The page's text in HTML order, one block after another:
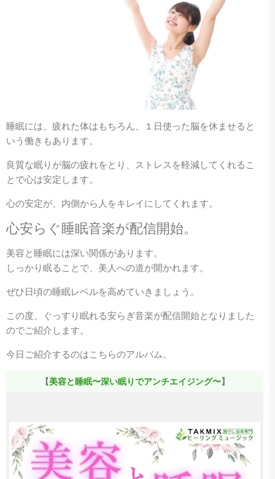
睡眠には、疲れた体はもちろん、１日使った脳を休ませると
いう働きもあります。
良質な眠りが脳の疲れをとり、ストレスを軽減してくれるこ
とで心は安定します。
心の安定が、内側から人をキレイにしてくれます。
心安らぐ睡眠音楽が配信開始。
美容と睡眠には深い関係があります。
しっかり眠ることで、美人への道が開かれます。
ぜひ日頃の睡眠レベルを高めていきましょう。
この度、ぐっすり眠れる安らぎ音楽が配信開始となりました
のでご紹介します。
今日ご紹介するのはこちらのアルバム。
【美容と睡眠〜深い眠りでアンチエイジング〜】